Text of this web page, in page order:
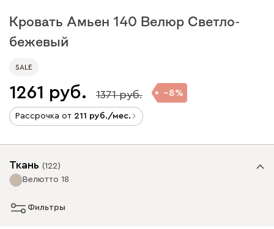
Кровать Амьен 140 Велюр Светло-
бежевый
SALE
1261 1371 8
Рассрочка от 211 /мес.
Ткань (122)
Велютто 18
Фильтры